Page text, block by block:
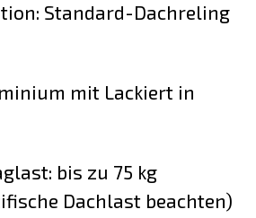
Standard-Dachreling
mit Lackiert in
bis zu 75 kg
Dachlast beachten)